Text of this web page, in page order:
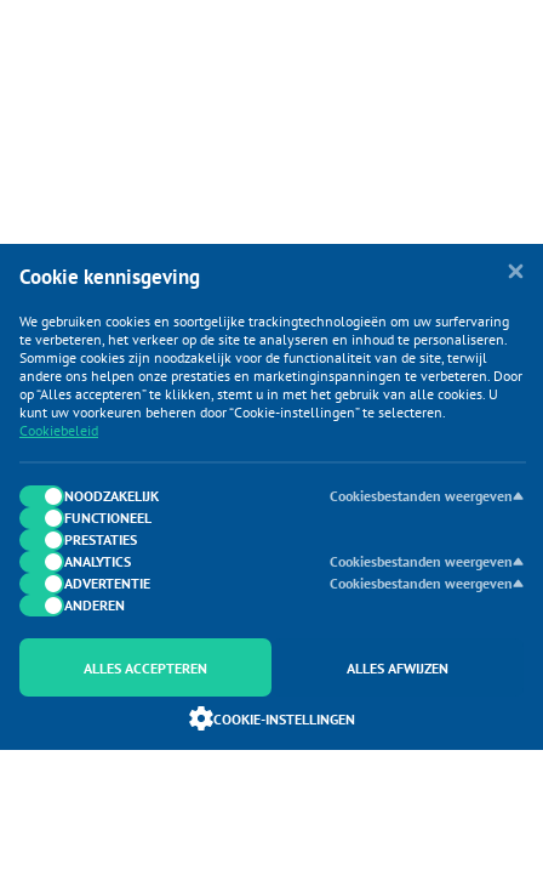
KLANTENSERVICE
CATEGORIEËN
DUIJVELAAR E-COMMERCE
CONTACTEN
Onderdeel van Duijvelaar E-commerce
SoloMono.net
Cookie kennisgeving
We gebruiken cookies en soortgelijke trackingtechnologieën om uw surfervaring
te verbeteren, het verkeer op de site te analyseren en inhoud te personaliseren.
Sommige cookies zijn noodzakelijk voor de functionaliteit van de site, terwijl
andere ons helpen onze prestaties en marketinginspanningen te verbeteren. Door
op “Alles accepteren” te klikken, stemt u in met het gebruik van alle cookies. U
kunt uw voorkeuren beheren door “Cookie-instellingen” te selecteren.
Cookiebeleid
NOODZAKELIJK
Cookiesbestanden weergeven
FUNCTIONEEL
PRESTATIES
ANALYTICS
Cookiesbestanden weergeven
ADVERTENTIE
Cookiesbestanden weergeven
ANDEREN
ALLES ACCEPTEREN ALLES AFWIJZEN
COOKIE-INSTELLINGEN